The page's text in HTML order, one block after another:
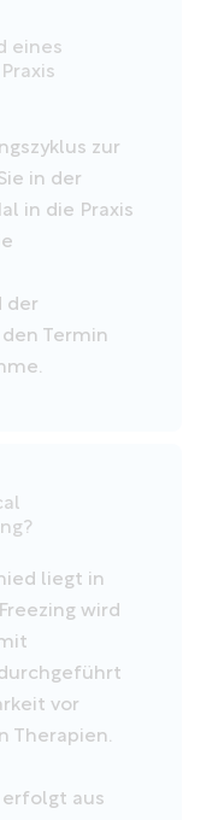
eines
zur
in der
in die Praxis
der
Termin
liegt in
wird
vor
Therapien.
erfolgt aus